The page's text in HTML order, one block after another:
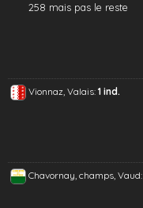
258 mais pas le reste
Vionnaz, Valais: 1 ind.
Chavornay, champs, Vaud: